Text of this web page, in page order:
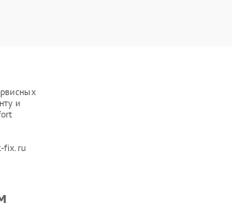
и
fix.ru